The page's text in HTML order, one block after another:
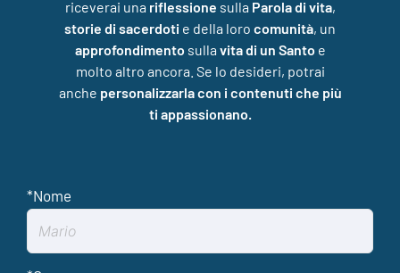
riceverai una riflessione sulla Parola di vita,
storie di sacerdoti e della loro comunità, un
approfondimento sulla vita di un Santo e
molto altro ancora. Se lo desideri, potrai
anche personalizzarla con i contenuti che più
ti appassionano.